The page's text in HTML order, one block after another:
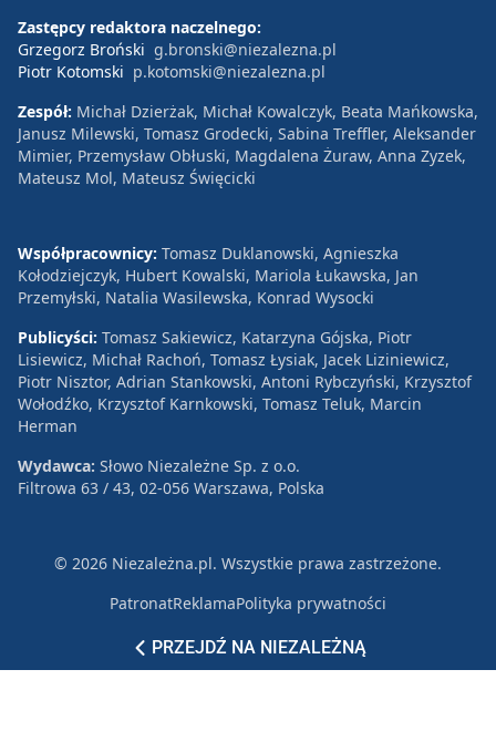
PRZEJDŹ NA NIEZALEŻNĄ
Zastępcy redaktora naczelnego:
Grzegorz Broński g.bronski@niezalezna.pl
Piotr Kotomski p.kotomski@niezalezna.pl
Zespół: Michał Dzierżak, Michał Kowalczyk, Beata Mańkowska,
Janusz Milewski, Tomasz Grodecki, Sabina Treffler, Aleksander
Mimier, Przemysław Obłuski, Magdalena Żuraw, Anna Zyzek,
Mateusz Mol, Mateusz Święcicki
Współpracownicy: Tomasz Duklanowski, Agnieszka
Kołodziejczyk, Hubert Kowalski, Mariola Łukawska, Jan
Przemyłski, Natalia Wasilewska, Konrad Wysocki
Publicyści: Tomasz Sakiewicz, Katarzyna Gójska, Piotr
Lisiewicz, Michał Rachoń, Tomasz Łysiak, Jacek Liziniewicz,
Piotr Nisztor, Adrian Stankowski, Antoni Rybczyński, Krzysztof
Wołodźko, Krzysztof Karnkowski, Tomasz Teluk, Marcin
Herman
Wydawca: Słowo Niezależne Sp. z o.o.
Filtrowa 63 / 43, 02-056 Warszawa, Polska
© 2026 Niezależna.pl. Wszystkie prawa zastrzeżone.
PatronatReklamaPolityka prywatności